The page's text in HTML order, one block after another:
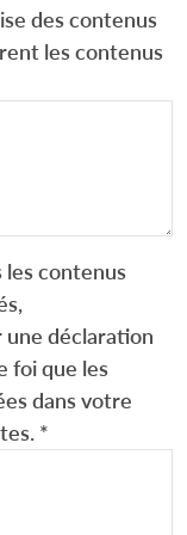
des contenus
les contenus
les contenus
déclaration
foi que les
dans votre
*